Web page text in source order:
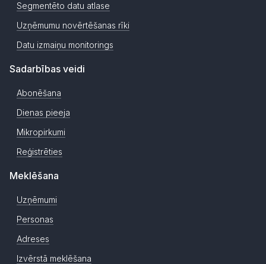
Segmentēto datu atlase
Uzņēmumu novērtēšanas rīki
Datu izmaiņu monitorings
Sadarbības veidi
Abonēšana
Dienas pieeja
Mikropirkumi
Reģistrēties
Meklēšana
Uzņēmumi
Personas
Adreses
Izvērstā meklēšana